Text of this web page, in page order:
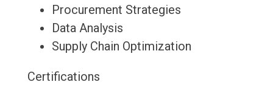
Procurement Strategies
Data Analysis
Supply Chain Optimization
Certifications